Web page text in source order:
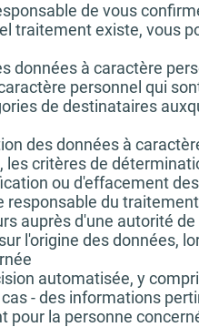
de vous
traitement existe, vous
données à caractère
personnel qui
de destinataires
des données à
les critères de
ou d'effacement
responsable du
auprès d'une autorité
l'origine des données,
automatisée, y
cas - des informations
pour la personne